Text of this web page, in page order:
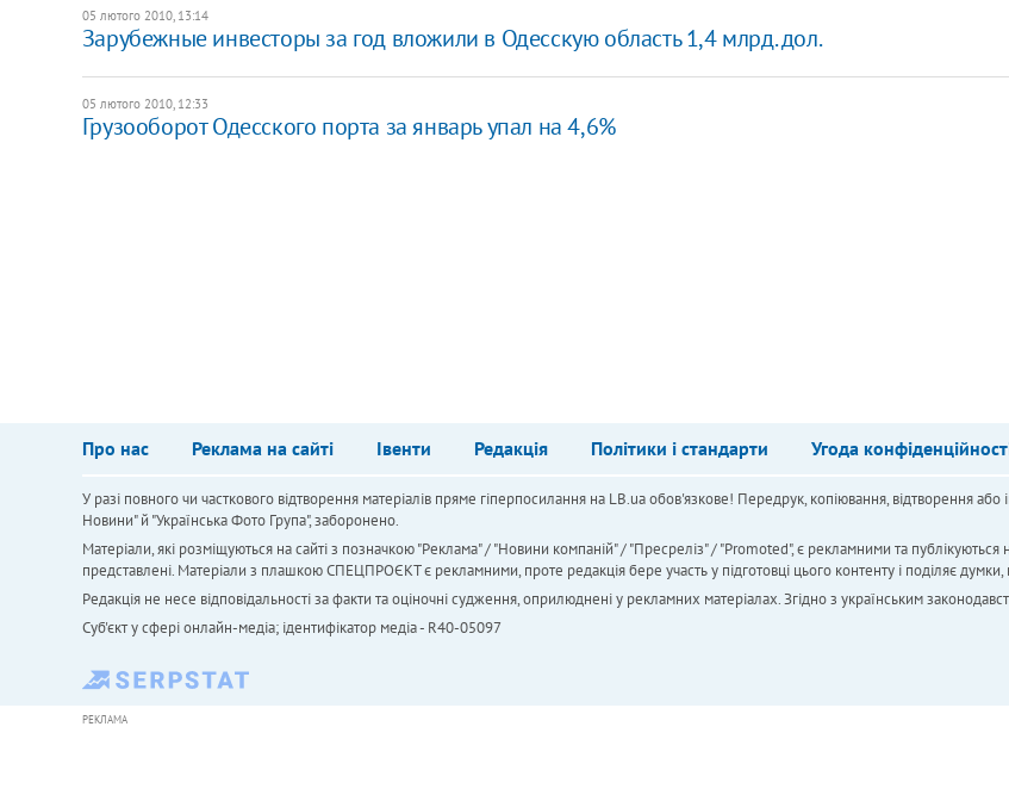
05 лютого 2010, 13:14
Зарубежные инвесторы за год вложили в Одесскую область 1,4 млрд. дол.
05 лютого 2010, 12:33
Грузооборот Одесского порта за январь упал на 4,6%
Про нас Реклама на сайті Івенти Редакція Політики і стандарти Угода
У разі повного чи часткового відтворення матеріалів пряме гіперпосилання на LB.ua обов'язкове! Передрук, копіювання, відтворення
Новини" й "Українська Фото Група", заборонено.
Матеріали, які розміщуються на сайті з позначкою "Реклама" / "Новини компаній" / "Пресреліз" / "Promoted", є рекламними та
представлені. Матеріали з плашкою СПЕЦПРОЄКТ є рекламними, проте редакція бере участь у підготовці цього контенту і поділяє думки,
Редакція не несе відповідальності за факти та оціночні судження, оприлюднені у рекламних матеріалах. Згідно з українським
Cуб'єкт у сфері онлайн-медіа; ідентифікатор медіа - R40-05097
РЕКЛАМА